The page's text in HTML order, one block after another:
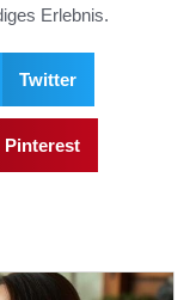
Erlebnis.
Twitter
Pinterest